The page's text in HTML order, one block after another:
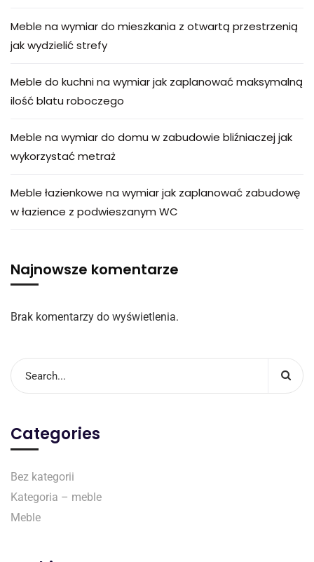
Meble na wymiar do mieszkania z otwartą przestrzenią
jak wydzielić strefy
Meble do kuchni na wymiar jak zaplanować maksymalną
ilość blatu roboczego
Meble na wymiar do domu w zabudowie bliźniaczej jak
wykorzystać metraż
Meble łazienkowe na wymiar jak zaplanować zabudowę
w łazience z podwieszanym WC
Najnowsze komentarze
Brak komentarzy do wyświetlenia.
Categories
Bez kategorii
Kategoria – meble
Meble